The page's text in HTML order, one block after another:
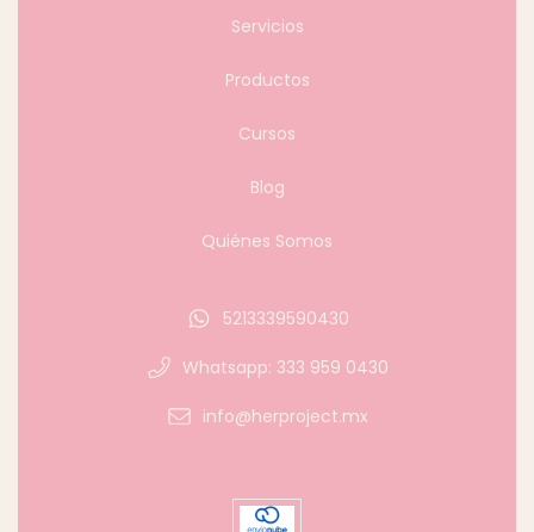
Servicios
Productos
Cursos
Blog
Quiénes Somos
5213339590430
Whatsapp: 333 959 0430
info@herproject.mx